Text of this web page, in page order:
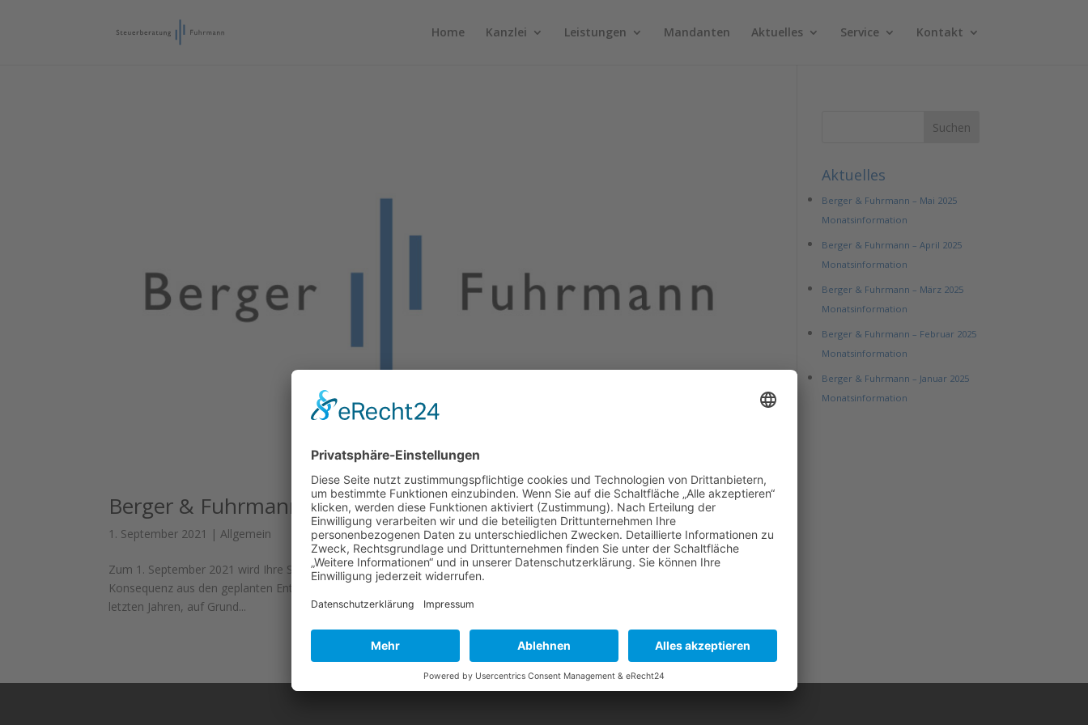
Home Kanzlei Leistungen Mandanten Aktuelles Service Kontakt
Berger & Fuhrmann folgt auf Karnatz & Berger
1. September 2021 |Allgemein
Zum 1. September 2021 wird Ihre Steuerkanzlei Karnatz & Berger in Berger & Fuhrmann umbenannt und ist die logische
Konsequenz aus den geplanten Entwicklungen der letzten Jahre. Der bisherige Namensgeber Herr Karnatz hat sich in den
letzten Jahren, auf Grund...
Aktuelles
Berger & Fuhrmann – Mai 2025
Monatsinformation
Berger & Fuhrmann – April 2025
Monatsinformation
Berger & Fuhrmann – März 2025
Monatsinformation
Berger & Fuhrmann – Februar 2025
Monatsinformation
Berger & Fuhrmann – Januar 2025
Monatsinformation